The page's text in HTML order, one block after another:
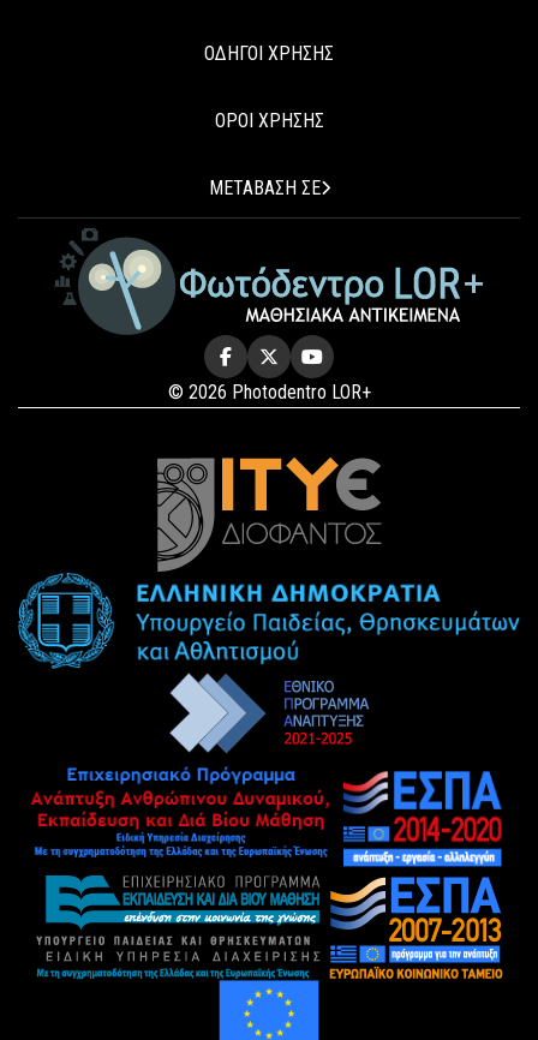
ΟΔΗΓΟΙ ΧΡΗΣΗΣ
ΟΡΟΙ ΧΡΗΣΗΣ
ΜΕΤΑΒΑΣΗ ΣΕ
© 2026 Photodentro LOR+